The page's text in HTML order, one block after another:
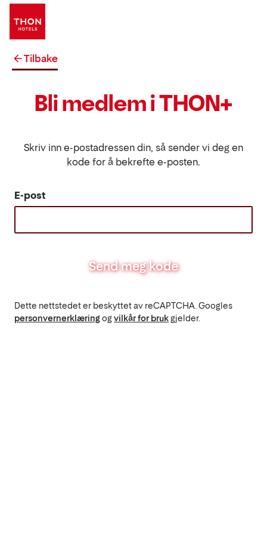
Tilbake
Bli medlem i THON+
Skriv inn e-postadressen din, så sender vi deg en
kode for å bekrefte e-posten.
E-post
Send meg kode
Dette nettstedet er beskyttet av reCAPTCHA. Googles
personvernerklæringogvilkår for brukgjelder.